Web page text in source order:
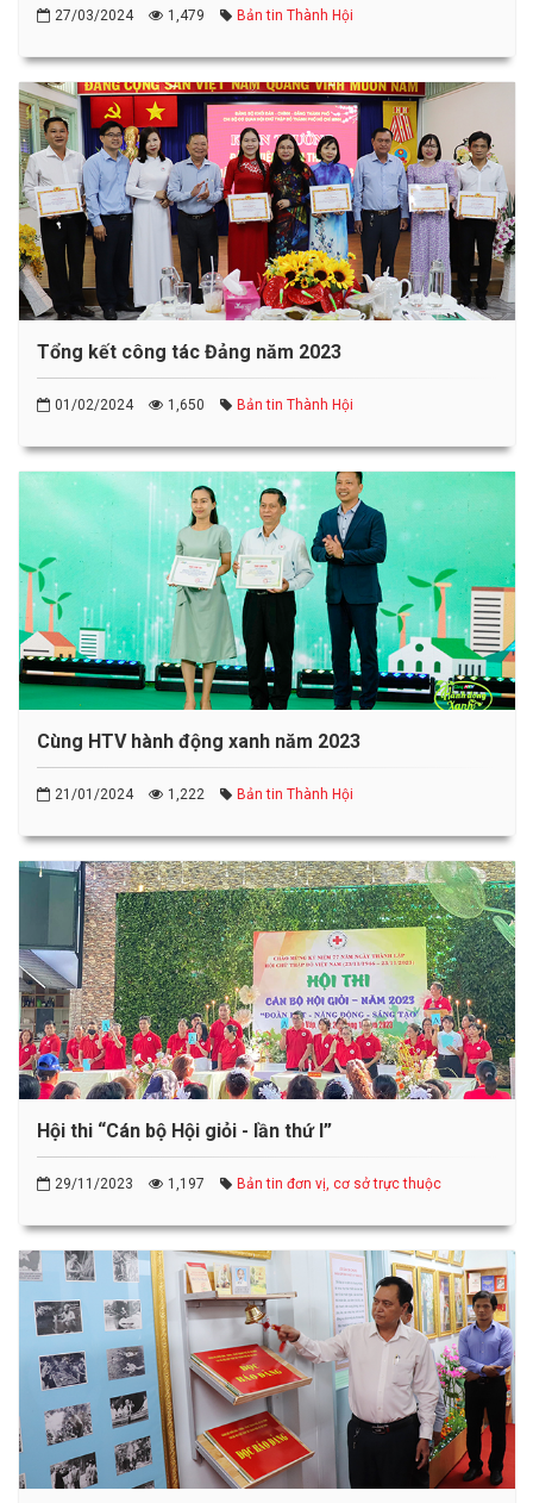
27/03/2024 1,479 Bản tin Thành Hội
Tổng kết công tác Đảng năm 2023
01/02/2024 1,650 Bản tin Thành Hội
Cùng HTV hành động xanh năm 2023
21/01/2024 1,222 Bản tin Thành Hội
Hội thi “Cán bộ Hội giỏi - lần thứ I”
29/11/2023 1,197 Bản tin đơn vị, cơ sở trực thuộc